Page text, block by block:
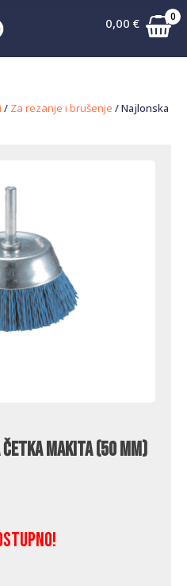
0,00 € 0
/ Za rezanje i brušenje / Najlonska
Makita (50 mm)